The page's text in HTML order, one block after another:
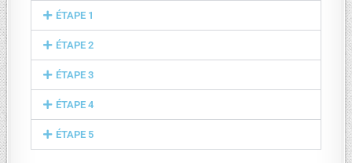
ÉTAPE 1
ÉTAPE 2
ÉTAPE 3
ÉTAPE 4
ÉTAPE 5